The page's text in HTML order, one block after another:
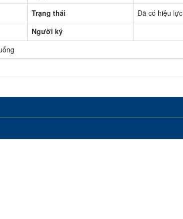
Trạng thái
Đã có hiệu lực
Người ký